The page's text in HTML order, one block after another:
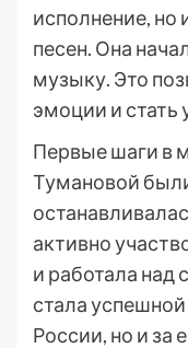
исполнение, но
песен. Она
музыку. Это
эмоции и
Первые шаги в
Тумановой
активно
и работала над
стала
России, но и за